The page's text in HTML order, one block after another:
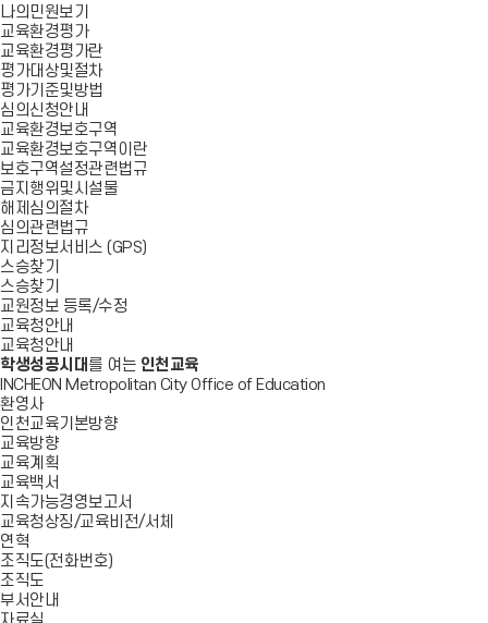
나의민원보기
교육환경평가
교육환경평가란
평가대상및절차
평가기준및방법
심의신청안내
교육환경보호구역
교육환경보호구역이란
보호구역설정관련법규
금지행위및시설물
해제심의절차
심의관련법규
지리정보서비스 (GPS)
스승찾기
스승찾기
교원정보 등록/수정
교육청안내
교육청안내
학생성공시대 를 여는 인천교육
INCHEON Metropolitan City Office of Education
환영사
인천교육기본방향
교육방향
교육계획
교육백서
지속가능경영보고서
교육청상징/교육비전/서체
연혁
조직도(전화번호)
조직도
부서안내